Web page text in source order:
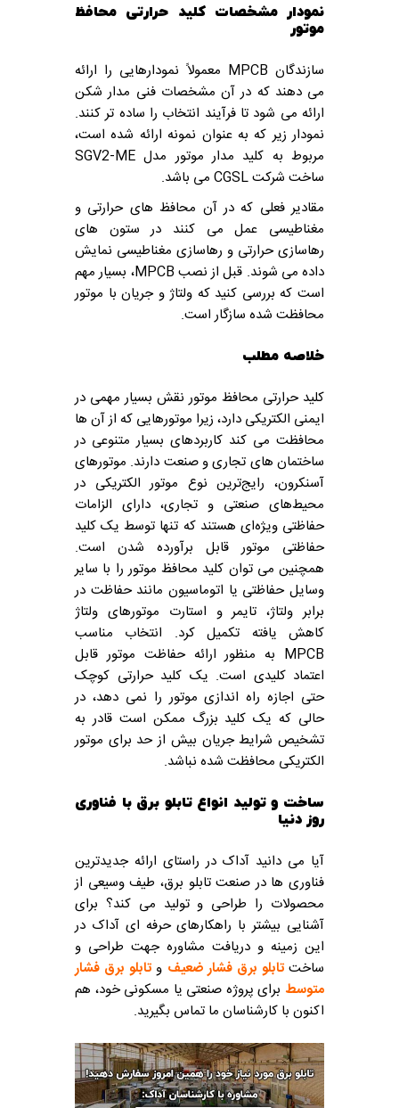
نمودار مشخصات کلید حرارتی محافظ
موتور
سازندگان MPCB معمولاً نمودارهایی را ارائه
می دهند که در آن مشخصات فنی مدار شکن
ارائه می شود تا فرآیند انتخاب را ساده تر کنند.
نمودار زیر که به عنوان نمونه ارائه شده است،
مربوط به کلید مدار موتور مدل SGV2-ME
ساخت شرکت CGSL می باشد.
مقادیر فعلی که در آن محافظ های حرارتی و
مغناطیسی عمل می کنند در ستون های
رهاسازی حرارتی و رهاسازی مغناطیسی نمایش
داده می شوند. قبل از نصب MPCB، بسیار مهم
است که بررسی کنید که ولتاژ و جریان با موتور
محافظت شده سازگار است.
خلاصه مطلب
کلید حرارتی محافظ موتور نقش بسیار مهمی در
ایمنی الکتریکی دارد، زیرا موتورهایی که از آن ها
محافظت می کند کاربردهای بسیار متنوعی در
ساختمان های تجاری و صنعت دارند. موتورهای
آسنکرون، رایج‌ترین نوع موتور الکتریکی در
محیط‌های صنعتی و تجاری، دارای الزامات
حفاظتی ویژه‌ای هستند که تنها توسط یک کلید
حفاظتی موتور قابل برآورده شدن است.
همچنین می توان کلید محافظ موتور را با سایر
وسایل حفاظتی یا اتوماسیون مانند حفاظت در
برابر ولتاژ، تایمر و استارت موتورهای ولتاژ
کاهش یافته تکمیل کرد. انتخاب مناسب
MPCB به منظور ارائه حفاظت موتور قابل
اعتماد کلیدی است. یک کلید حرارتی کوچک
حتی اجازه راه اندازی موتور را نمی دهد، در
حالی که یک کلید بزرگ ممکن است قادر به
تشخیص شرایط جریان بیش از حد برای موتور
الکتریکی محافظت شده نباشد.
ساخت و تولید انواع تابلو برق با فناوری
روز دنیا
آیا می دانید آداک در راستای ارائه جدیدترین
فناوری ها در صنعت تابلو برق، طیف وسیعی از
محصولات را طراحی و تولید می کند؟ برای
آشنایی بیشتر با راهکارهای حرفه ای آداک در
این زمینه و دریافت مشاوره جهت طراحی و
ساختتابلو برق فشار ضعیف و تابلو برق فشار
متوسط برای پروژه صنعتی یا مسکونی خود، هم
اکنون با کارشناسان ما تماس بگیرید.